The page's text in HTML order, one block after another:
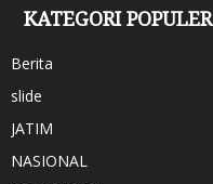
KATEGORI POPULER
Berita
slide
JATIM
NASIONAL